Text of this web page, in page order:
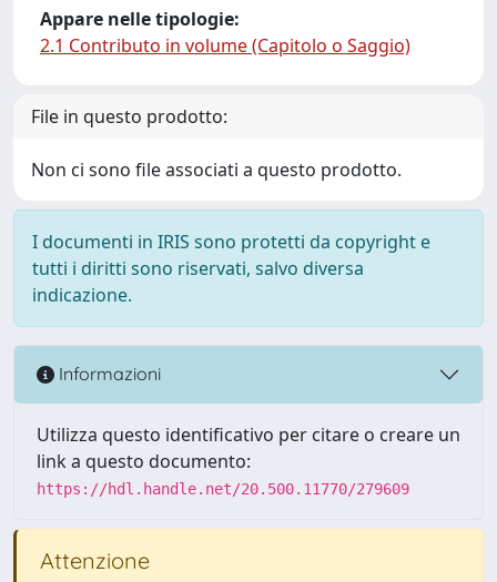
Appare nelle tipologie:
2.1 Contributo in volume (Capitolo o Saggio)
File in questo prodotto:
Non ci sono file associati a questo prodotto.
I documenti in IRIS sono protetti da copyright e
tutti i diritti sono riservati, salvo diversa
indicazione.
Informazioni
Utilizza questo identificativo per citare o creare un
link a questo documento:
https://hdl.handle.net/20.500.11770/279609
Attenzione